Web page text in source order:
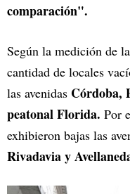
comparación".
Según la medición de
cantidad de locales
las avenidas Córdoba,
peatonal Florida. Por
exhibieron bajas las
Rivadavia y